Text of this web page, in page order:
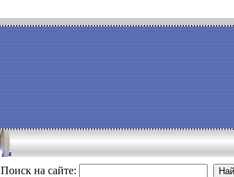
Поиск на сайте: